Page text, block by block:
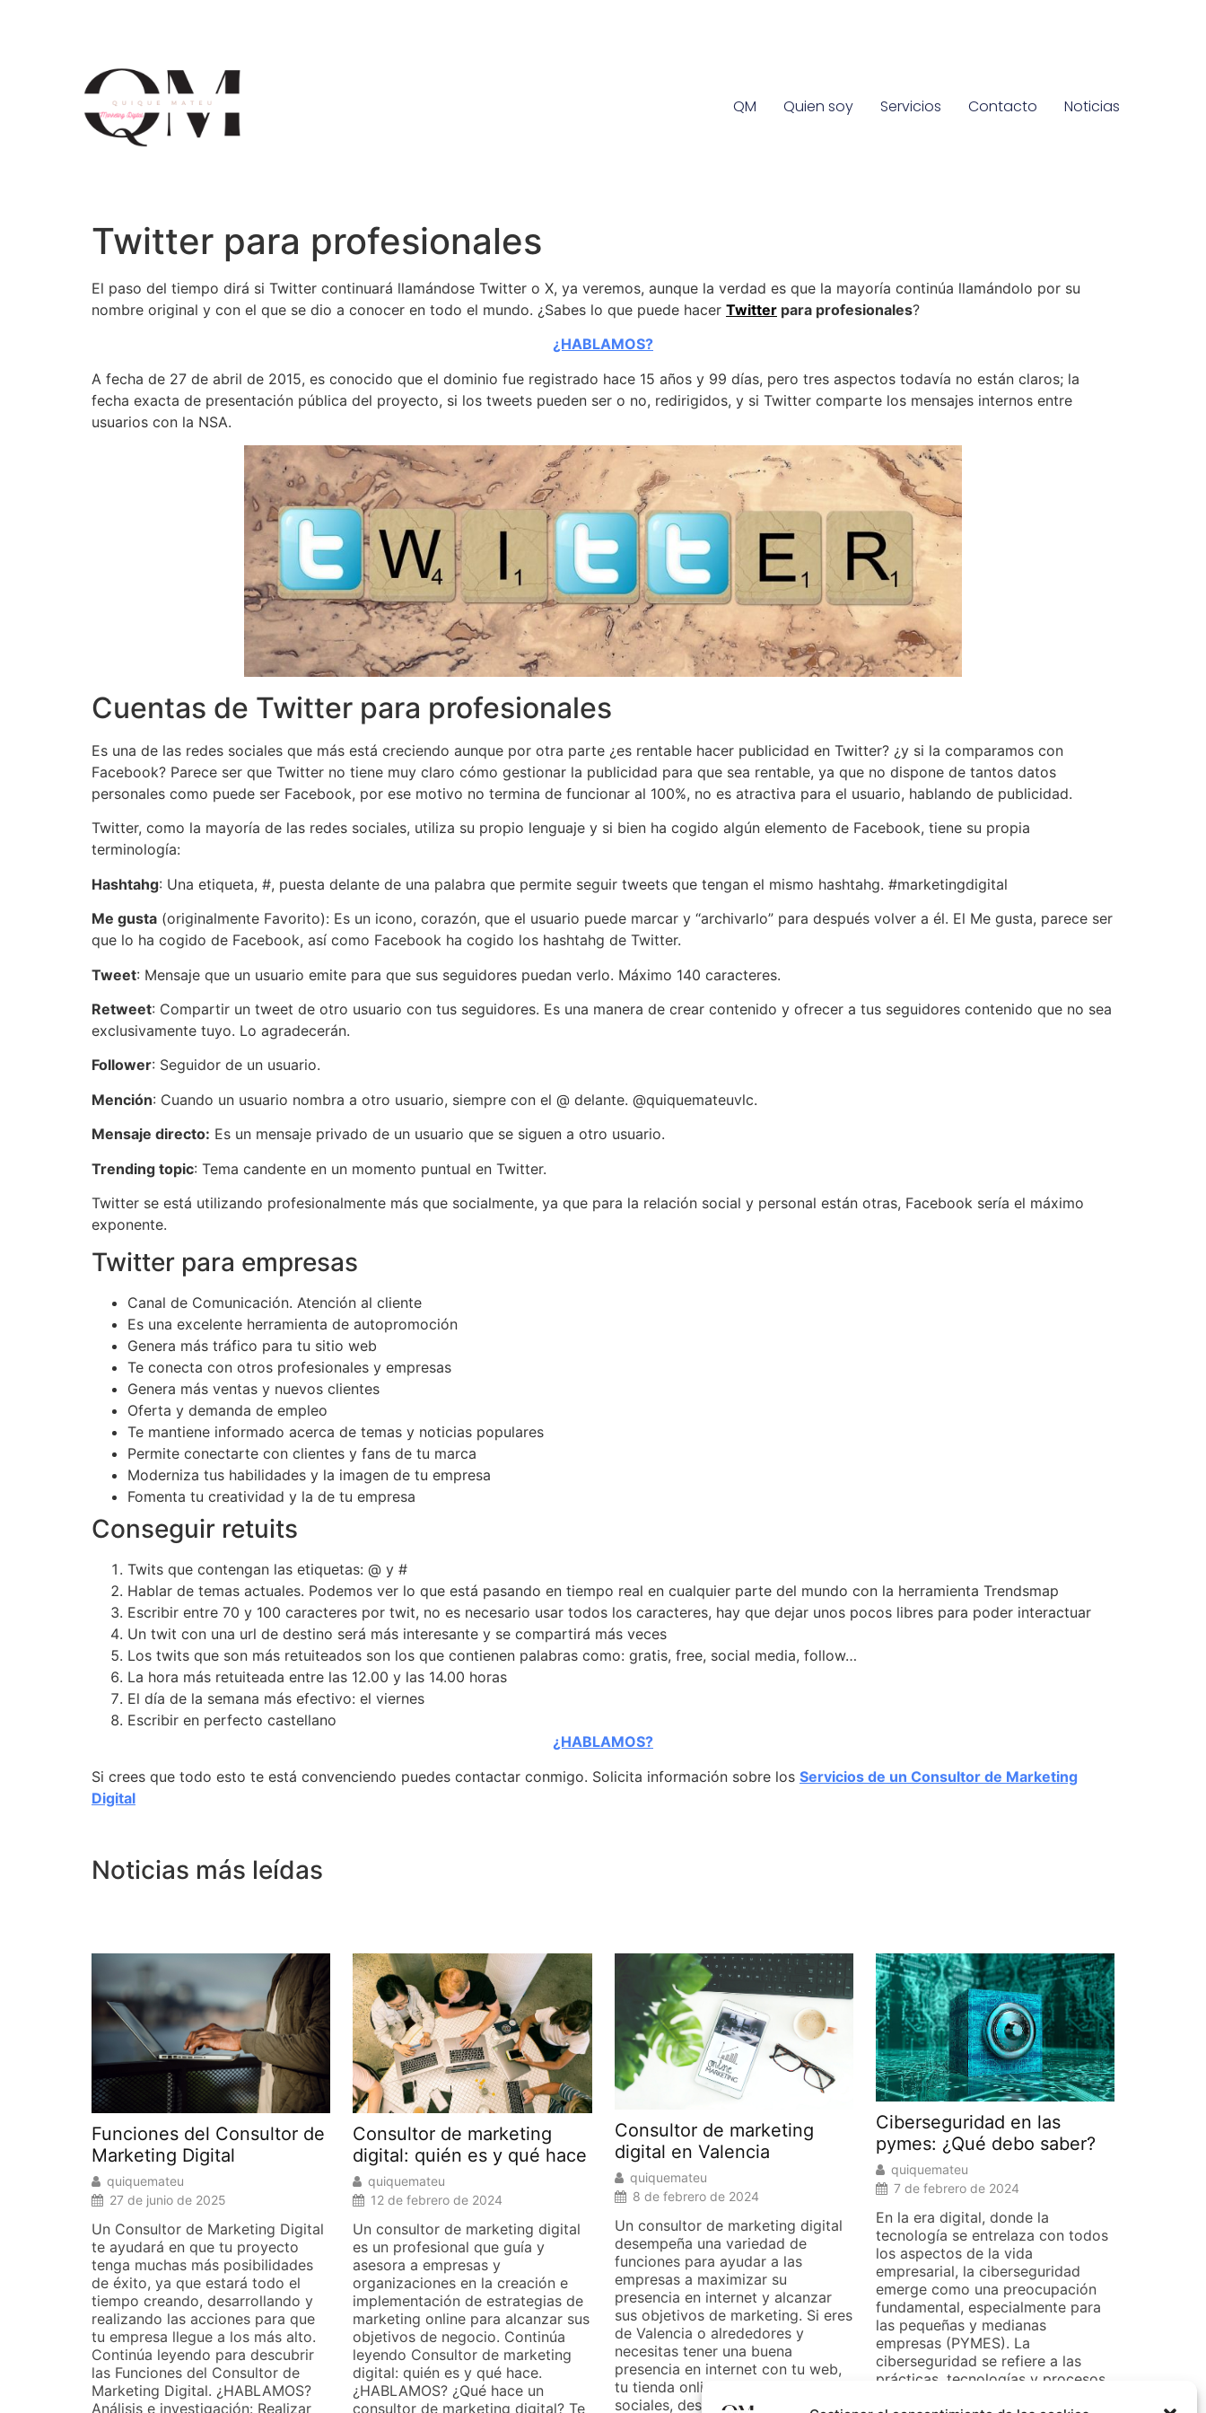
QM Quien soy Servicios Contacto Noticias
Twitter para profesionales
El paso del tiempo dirá si Twitter continuará llamándose Twitter o X, ya veremos, aunque la verdad es que la mayoría continúa llamándolo por su
nombre original y con el que se dio a conocer en todo el mundo. ¿Sabes lo que puede hacer Twitter para profesionales?
¿HABLAMOS?
A fecha de 27 de abril de 2015, es conocido que el dominio fue registrado hace 15 años y 99 días, pero tres aspectos todavía no están claros; la
fecha exacta de presentación pública del proyecto, si los tweets pueden ser o no, redirigidos, y si Twitter comparte los mensajes internos entre
usuarios con la NSA.
Cuentas de Twitter para profesionales
Es una de las redes sociales que más está creciendo aunque por otra parte ¿es rentable hacer publicidad en Twitter? ¿y si la comparamos con
Facebook? Parece ser que Twitter no tiene muy claro cómo gestionar la publicidad para que sea rentable, ya que no dispone de tantos datos
personales como puede ser Facebook, por ese motivo no termina de funcionar al 100%, no es atractiva para el usuario, hablando de publicidad.
Twitter, como la mayoría de las redes sociales, utiliza su propio lenguaje y si bien ha cogido algún elemento de Facebook, tiene su propia
terminología:
Hashtahg: Una etiqueta, #, puesta delante de una palabra que permite seguir tweets que tengan el mismo hashtahg. #marketingdigital
Me gusta (originalmente Favorito): Es un icono, corazón, que el usuario puede marcar y “archivarlo” para después volver a él. El Me gusta, parece ser
que lo ha cogido de Facebook, así como Facebook ha cogido los hashtahg de Twitter.
Tweet: Mensaje que un usuario emite para que sus seguidores puedan verlo. Máximo 140 caracteres.
Retweet: Compartir un tweet de otro usuario con tus seguidores. Es una manera de crear contenido y ofrecer a tus seguidores contenido que no sea
exclusivamente tuyo. Lo agradecerán.
Follower: Seguidor de un usuario.
Mención: Cuando un usuario nombra a otro usuario, siempre con el @ delante. @quiquemateuvlc.
Mensaje directo: Es un mensaje privado de un usuario que se siguen a otro usuario.
Trending topic: Tema candente en un momento puntual en Twitter.
Twitter se está utilizando profesionalmente más que socialmente, ya que para la relación social y personal están otras, Facebook sería el máximo
exponente.
Twitter para empresas
Canal de Comunicación. Atención al cliente
Es una excelente herramienta de autopromoción
Genera más tráfico para tu sitio web
Te conecta con otros profesionales y empresas
Genera más ventas y nuevos clientes
Oferta y demanda de empleo
Te mantiene informado acerca de temas y noticias populares
Permite conectarte con clientes y fans de tu marca
Moderniza tus habilidades y la imagen de tu empresa
Fomenta tu creatividad y la de tu empresa
Conseguir retuits
Twits que contengan las etiquetas: @ y #
Hablar de temas actuales. Podemos ver lo que está pasando en tiempo real en cualquier parte del mundo con la herramienta Trendsmap
Escribir entre 70 y 100 caracteres por twit, no es necesario usar todos los caracteres, hay que dejar unos pocos libres para poder interactuar
Un twit con una url de destino será más interesante y se compartirá más veces
Los twits que son más retuiteados son los que contienen palabras como: gratis, free, social media, follow…
La hora más retuiteada entre las 12.00 y las 14.00 horas
El día de la semana más efectivo: el viernes
Escribir en perfecto castellano
¿HABLAMOS?
Si crees que todo esto te está convenciendo puedes contactar conmigo. Solicita información sobre los Servicios de un Consultor de Marketing
Digital
Noticias más leídas
Funciones del Consultor de
Marketing Digital
quiquemateu
27 de junio de 2025
Un Consultor de Marketing Digital
te ayudará en que tu proyecto
tenga muchas más posibilidades
de éxito, ya que estará todo el
tiempo creando, desarrollando y
realizando las acciones para que
tu empresa llegue a los más alto.
Continúa leyendo para descubrir
las Funciones del Consultor de
Marketing Digital. ¿HABLAMOS?
Análisis e investigación: Realizar
Consultor de marketing
digital: quién es y qué hace
quiquemateu
12 de febrero de 2024
Un consultor de marketing digital
es un profesional que guía y
asesora a empresas y
organizaciones en la creación e
implementación de estrategias de
marketing online para alcanzar sus
objetivos de negocio. Continúa
leyendo Consultor de marketing
digital: quién es y qué hace.
¿HABLAMOS? ¿Qué hace un
consultor de marketing digital? Te
Consultor de marketing
digital en Valencia
quiquemateu
8 de febrero de 2024
Un consultor de marketing digital
desempeña una variedad de
funciones para ayudar a las
empresas a maximizar su
presencia en internet y alcanzar
sus objetivos de marketing. Si eres
de Valencia o alrededores y
necesitas tener una buena
presencia en internet con tu web,
tu tienda online o con las redes
sociales, descubre las funciones
Ciberseguridad en las
pymes: ¿Qué debo saber?
quiquemateu
7 de febrero de 2024
En la era digital, donde la
tecnología se entrelaza con todos
los aspectos de la vida
empresarial, la ciberseguridad
emerge como una preocupación
fundamental, especialmente para
las pequeñas y medianas
empresas (PYMES). La
ciberseguridad se refiere a las
prácticas, tecnologías y procesos